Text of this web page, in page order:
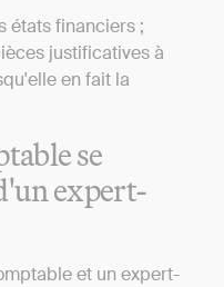
états financiers ;
justificatives à
en fait la
se
expert-
et un expert-